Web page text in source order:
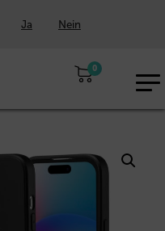
Ja Nein
0
DE